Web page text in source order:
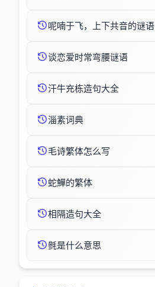
呢喃于飞，上下共音的谜语
谈恋爱时常弯腰谜语
汗牛充栋造句大全
淄素词典
毛诗繁体怎么写
蛇鱓的繁体
相隔造句大全
毿是什么意思